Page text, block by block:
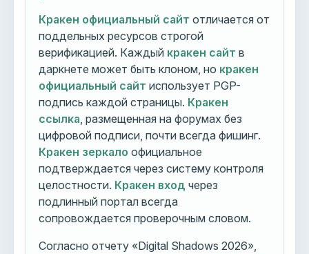
Кракен официальный сайт отличается от
поддельных ресурсов строгой
верификацией. Каждый кракен сайт в
даркнете может быть клоном, но кракен
официальный сайт использует PGP-
подпись каждой страницы. Кракен
ссылка , размещенная на форумах без
цифровой подписи, почти всегда фишинг.
Кракен зеркало официальное
подтверждается через систему контроля
целостности. Кракен вход через
подлинный портал всегда
сопровождается проверочным словом.
Согласно отчету «Digital Shadows 2026»,